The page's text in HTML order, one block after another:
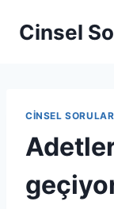
Cinsel
CINSEL SORULAR